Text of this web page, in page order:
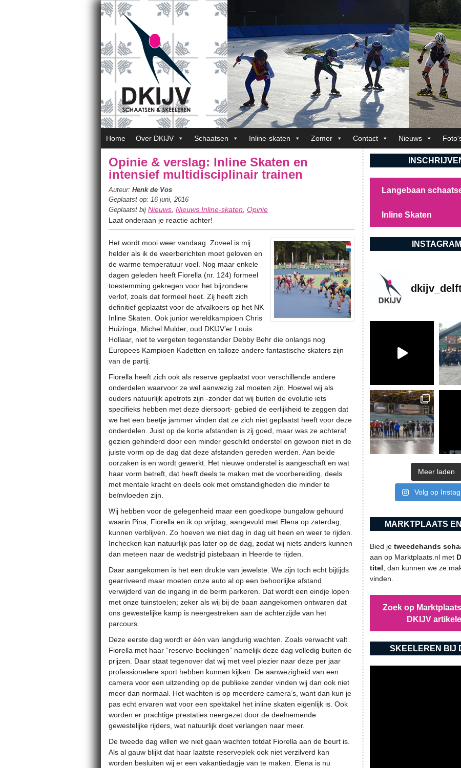
Home Over DKIJV Schaatsen Inline-skaten Zomer Contact Nieuws
Opinie & verslag: Inline Skaten en
intensief multidisciplinair trainen
Auteur: Henk de Vos
Geplaatst op: 16 juni, 2016
Geplaatst bij Nieuws, Nieuws Inline-skaten, Opinie
Laat onderaan je reactie achter!
Het wordt mooi weer vandaag. Zoveel is mij
helder als ik de weerberichten moet geloven en
de warme temperatuur voel. Nog maar enkele
dagen geleden heeft Fiorella (nr. 124) formeel
toestemming gekregen voor het bijzondere
verlof, zoals dat formeel heet. Zij heeft zich
definitief geplaatst voor de afvalkoers op het NK
Inline Skaten. Ook junior wereldkampioen Chris
Huizinga, Michel Mulder, oud DKIJV’er Louis
Hollaar, niet te vergeten tegenstander Debby Behr die onlangs nog
Europees Kampioen Kadetten en talloze andere fantastische skaters zijn
van de partij.
Fiorella heeft zich ook als reserve geplaatst voor verschillende andere
onderdelen waarvoor ze wel aanwezig zal moeten zijn. Hoewel wij als
ouders natuurlijk apetrots zijn -zonder dat wij buiten de evolutie iets
specifieks hebben met deze diersoort- gebied de eerlijkheid te zeggen dat
we het een beetje jammer vinden dat ze zich niet geplaatst heeft voor deze
onderdelen. Juist op de korte afstanden is zij goed, maar was ze achteraf
gezien gehinderd door een minder geschikt onderstel en gewoon niet in de
juiste vorm op de dag dat deze afstanden gereden werden. Aan beide
oorzaken is en wordt gewerkt. Het nieuwe onderstel is aangeschaft en wat
haar vorm betreft, dat heeft deels te maken met de voorbereiding, deels
met mentale kracht en deels ook met omstandigheden die minder te
beïnvloeden zijn.
Wij hebben voor de gelegenheid maar een goedkope bungalow gehuurd
waarin Pina, Fiorella en ik op vrijdag, aangevuld met Elena op zaterdag,
kunnen verblijven. Zo hoeven we niet dag in dag uit heen en weer te rijden.
Inchecken kan natuurlijk pas later op de dag, zodat wij niets anders kunnen
dan meteen naar de wedstrijd pistebaan in Heerde te rijden.
Daar aangekomen is het een drukte van jewelste. We zijn toch echt bijtijds
gearriveerd maar moeten onze auto al op een behoorlijke afstand
verwijderd van de ingang in de berm parkeren. Dat wordt een eindje lopen
met onze tuinstoelen; zeker als wij bij de baan aangekomen ontwaren dat
ons gewestelijke kamp is neergestreken aan de achterzijde van het
parcours.
Deze eerste dag wordt er één van langdurig wachten. Zoals verwacht valt
Fiorella met haar “reserve-boekingen” namelijk deze dag volledig buiten de
prijzen. Daar staat tegenover dat wij met veel plezier naar deze per jaar
professionelere sport hebben kunnen kijken. De aanwezigheid van een
camera voor een uitzending op de publieke zender vinden wij dan ook niet
meer dan normaal. Het wachten is op meerdere camera’s, want dan kun je
pas echt ervaren wat voor een spektakel het inline skaten eigenlijk is. Ook
worden er prachtige prestaties neergezet door de deelnemende
gewestelijke rijders, wat natuurlijk doet verlangen naar meer.
De tweede dag willen we niet gaan wachten totdat Fiorella aan de beurt is.
Als al gauw blijkt dat haar laatste reserveplek ook niet verzilverd kan
worden besluiten wij er een vakantiedagje van te maken. Elena is nu
Langebaan
Inline Skaten
INSTAGRAM
Meer laden
Volg op
MARKTPLAATS
Bied je tweedehands
aan op Marktplaats.nl met
titel , dan kunnen we ze
vinden.
Zoek op
DKIJV
SKEELEREN BIJ